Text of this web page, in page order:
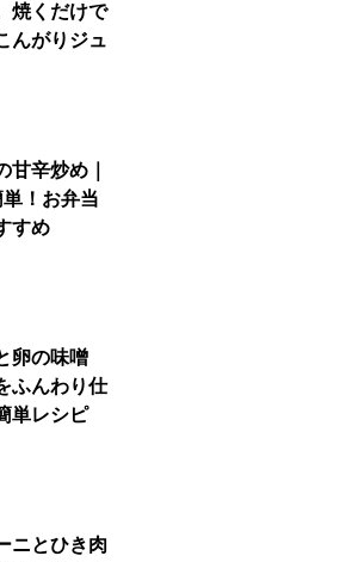
焼くだけで
んがりジュ
甘辛炒め｜
！お弁当
すめ
卵の味噌
ふんわり仕
単レシピ
ニとひき肉